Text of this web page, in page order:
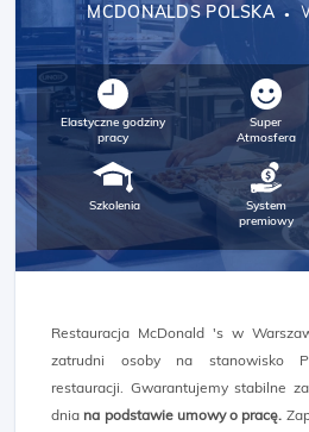
MCDONALDS POLSKA
Elastyczne godziny
pracy
Super
Atmosfera
Szkolenia
System
premiowy
Restauracja McDonald 's w
zatrudni osoby na stanowisko
restauracji. Gwarantujemy stabilne
dnia na podstawie umowy o pracę.